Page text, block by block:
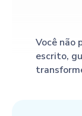
Você não
escrito,